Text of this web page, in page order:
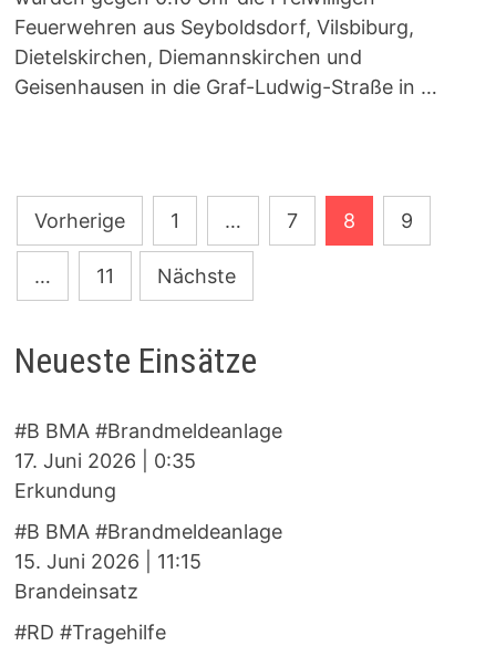
Feuerwehren aus Seyboldsdorf, Vilsbiburg,
Dietelskirchen, Diemannskirchen und
Geisenhausen in die Graf-Ludwig-Straße in …
Seitennummerierung
der
Beiträge
Vorherige 1 … 7 8 9
… 11 Nächste
Neueste Einsätze
#B BMA #Brandmeldeanlage
17. Juni 2026
0:35
Erkundung
#B BMA #Brandmeldeanlage
15. Juni 2026
11:15
Brandeinsatz
#RD #Tragehilfe